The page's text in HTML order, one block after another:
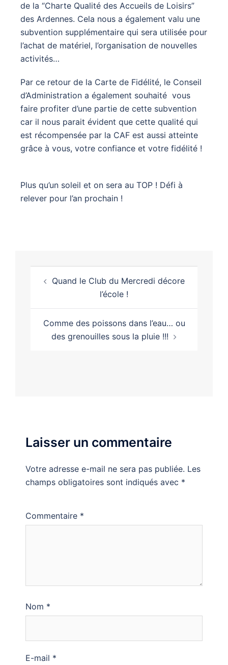
de la “Charte Qualité des Accueils de Loisirs”
des Ardennes. Cela nous a également valu une
subvention supplémentaire qui sera utilisée pour
l’achat de matériel, l’organisation de nouvelles
activités…
Par ce retour de la Carte de Fidélité, le Conseil
d’Administration a également souhaité vous
faire profiter d’une partie de cette subvention
car il nous parait évident que cette qualité qui
est récompensée par la CAF est aussi atteinte
grâce à vous, votre confiance et votre fidélité !
Plus qu’un soleil et on sera au TOP ! Défi à
relever pour l’an prochain !
Quand le Club du Mercredi décore
l’école !
Comme des poissons dans l’eau… ou
des grenouilles sous la pluie !!!
Laisser un commentaire
Votre adresse e-mail ne sera pas publiée. Les
champs obligatoires sont indiqués avec *
Commentaire *
Nom *
E-mail *